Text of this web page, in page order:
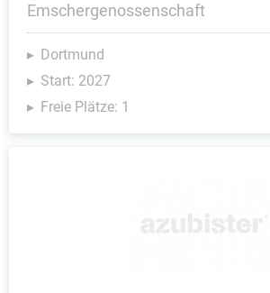
Emschergenossenschaft
Dortmund
Start: 2027
Freie Plätze: 1